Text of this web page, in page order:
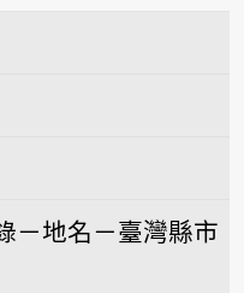
－地名－臺灣縣市